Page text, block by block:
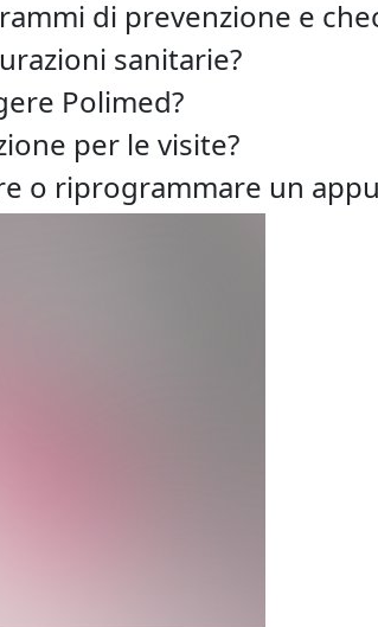
di prevenzione e
sanitarie?
Polimed?
per le visite?
o riprogrammare un